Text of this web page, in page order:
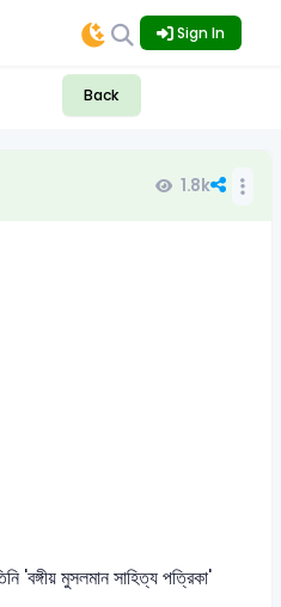
Sign In
Back
1.8k
'বঙ্গীয় মুসলমান সাহিত্য পত্রিকা'